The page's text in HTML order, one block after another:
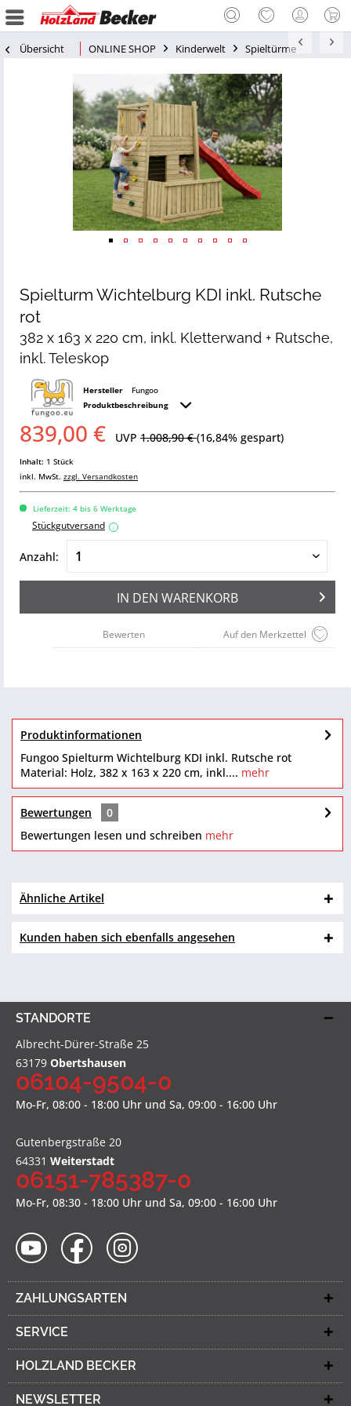
Übersicht ONLINE SHOP Kinderwelt Spieltürme
Spielturm Wichtelburg KDI inkl. Rutsche
rot
382 x 163 x 220 cm, inkl. Kletterwand + Rutsche,
inkl. Teleskop
Hersteller
Fungoo
Produktbeschreibung
839,00 € UVP 1.008,90 €(16,84% gespart)
Inhalt: 1 Stück
inkl. MwSt. zzgl. Versandkosten
Lieferzeit: 4 bis 6 Werktage
Stückgutversand i
Anzahl:
IN DEN WARENKORB
Auf den Merkzettel
Bewerten
Produktinformationen
Fungoo Spielturm Wichtelburg KDI inkl. Rutsche rot
Material: Holz, 382 x 163 x 220 cm, inkl.... mehr
Bewertungen
0
Bewertungen lesen und schreiben mehr
Ähnliche Artikel
Kunden haben sich ebenfalls angesehen
STANDORTE
Albrecht-Dürer-Straße 25
63179 Obertshausen
06104-9504-0
Mo-Fr, 08:00 - 18:00 Uhr und Sa, 09:00 - 16:00 Uhr
Gutenbergstraße 20
64331 Weiterstadt
06151-785387-0
Mo-Fr, 08:30 - 18:00 Uhr und Sa, 09:00 - 16:00 Uhr
ZAHLUNGSARTEN
SERVICE
HOLZLAND BECKER
NEWSLETTER